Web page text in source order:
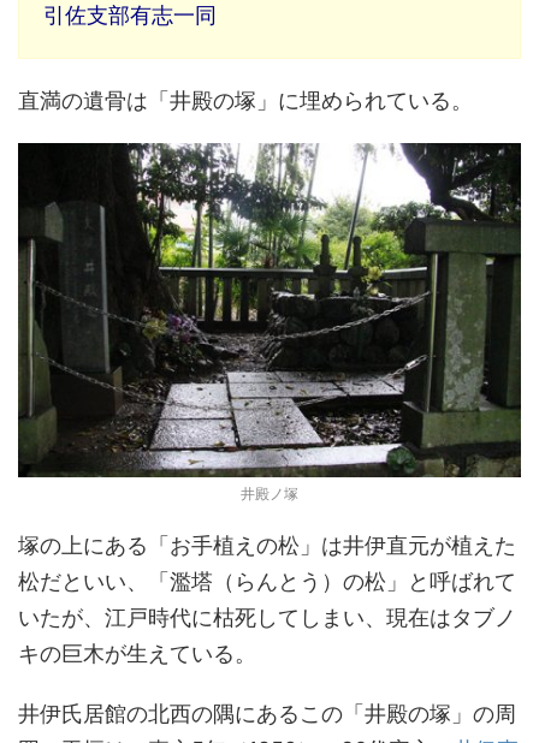
引佐支部有志一同
直満の遺骨は「井殿の塚」に埋められている。
井殿ノ塚
塚の上にある「お手植えの松」は井伊直元が植えた
松だといい、「濫塔（らんとう）の松」と呼ばれて
いたが、江戸時代に枯死してしまい、現在はタブノ
キの巨木が生えている。
井伊氏居館の北西の隅にあるこの「井殿の塚」の周